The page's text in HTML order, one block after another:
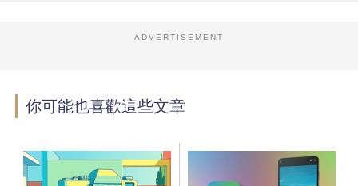
ADVERTISEMENT
你可能也喜歡這些文章